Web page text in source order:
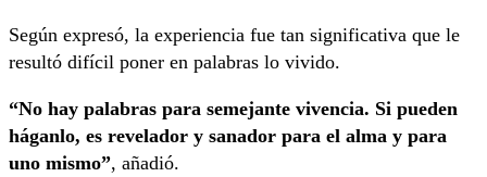
Según expresó, la experiencia fue tan significativa que le
resultó difícil poner en palabras lo vivido.
“No hay palabras para semejante vivencia. Si pueden
háganlo, es revelador y sanador para el alma y para
uno mismo”, añadió.